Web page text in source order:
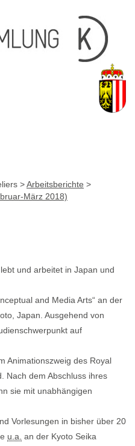
>Arbeitsberichte >
März 2018)
und arbeitet in Japan und
and Media Arts“ an der
Japan. Ausgehend von
auf
Animationszweig des Royal
Nach dem Abschluss ihres
sie mit unabhängigen
Vorlesungen in bisher über 20
u.a. an der Kyoto Seika